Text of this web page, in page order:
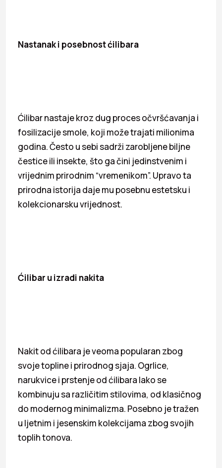
Nastanak i posebnost ćilibara
Ćilibar nastaje kroz dug proces očvršćavanja i
fosilizacije smole, koji može trajati milionima
godina. Često u sebi sadrži zarobljene biljne
čestice ili insekte, što ga čini jedinstvenim i
vrijednim prirodnim “vremenikom”. Upravo ta
prirodna istorija daje mu posebnu estetsku i
kolekcionarsku vrijednost.
Ćilibar u izradi nakita
Nakit od ćilibara je veoma popularan zbog
svoje topline i prirodnog sjaja. Ogrlice,
narukvice i prstenje od ćilibara lako se
kombinuju sa različitim stilovima, od klasičnog
do modernog minimalizma. Posebno je tražen
u ljetnim i jesenskim kolekcijama zbog svojih
toplih tonova.